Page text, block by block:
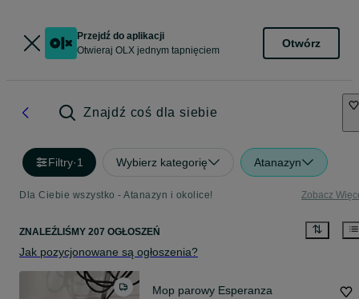
Przejdź do aplikacji
Otwieraj OLX jednym tapnięciem
Otwórz
Znajdź coś dla siebie
Filtry·1 Wybierz kategorię Atanazyn
Dla Ciebie wszystko - Atanazyn i okolice! Zobacz
ZNALEŹLIŚMY 207 OGŁOSZEŃ
Jak pozycjonowane są ogłoszenia?
Mop parowy Esperanza